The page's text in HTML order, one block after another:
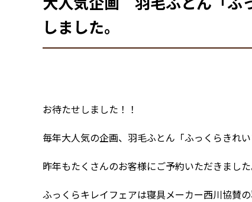
しました。
お待たせしました！！
毎年大人気の企画、羽毛ふとん「ふっくらきれ
昨年もたくさんのお客様にご予約いただきまし
ふっくらキレイフェアは寝具メーカー西川協賛